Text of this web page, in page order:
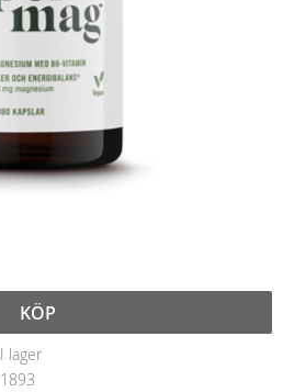
KÖP
I lager
1893